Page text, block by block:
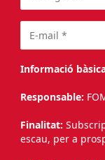
Informació
Responsable:
Finalitat:
escau, per a